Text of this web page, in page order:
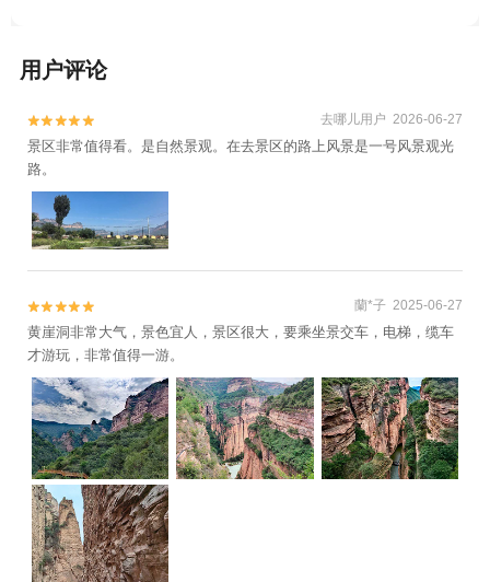
用户评论

 去哪儿用户 2026-06-27
景区非常值得看。是自然景观。在去景区的路上风景是一号风景观光
路。

 蘭*子 2025-06-27
黄崖洞非常大气，景色宜人，景区很大，要乘坐景交车，电梯，缆车
才游玩，非常值得一游。